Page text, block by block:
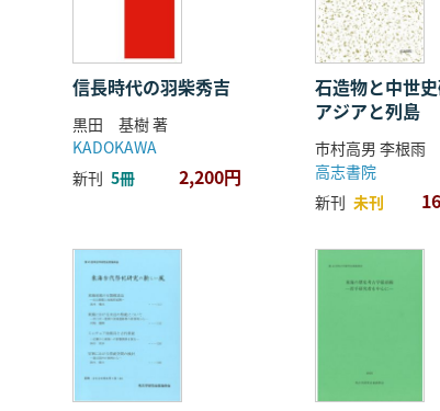
信長時代の羽柴秀吉
黒田 基樹 著
KADOKAWA
新刊 5冊 2,200円
石造物と中世
アジアと列島
高志書院
新刊 未刊